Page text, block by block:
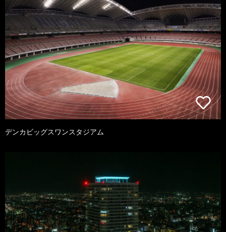
デンカビッグスワンスタジアム